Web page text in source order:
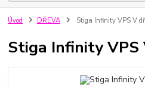
Úvod DŘEVA Stiga Infinity VPS V
Stiga Infinity VPS